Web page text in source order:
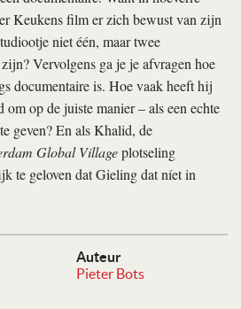
Auteur
Pieter Bots
Keukens film er zich bewust van zijn
niet één, maar twee
Vervolgens ga je je afvragen hoe
documentaire is. Hoe vaak heeft hij
op de juiste manier – als een echte
geven? En als Khalid, de
Global Villageplotseling
te geloven dat Gieling dat níet in